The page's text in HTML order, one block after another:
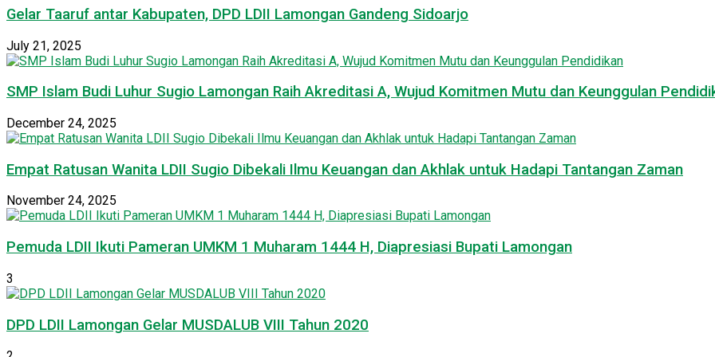
Gelar Taaruf antar Kabupaten, DPD LDII Lamongan Gandeng Sidoarjo
July 21, 2025
SMP Islam Budi Luhur Sugio Lamongan Raih Akreditasi A, Wujud Komitmen Mutu dan Keunggulan
December 24, 2025
Empat Ratusan Wanita LDII Sugio Dibekali Ilmu Keuangan dan Akhlak untuk Hadapi Tantangan Zaman
November 24, 2025
Pemuda LDII Ikuti Pameran UMKM 1 Muharam 1444 H, Diapresiasi Bupati Lamongan
3
DPD LDII Lamongan Gelar MUSDALUB VIII Tahun 2020